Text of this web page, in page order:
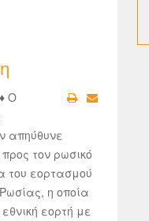
Ο
απηύθυνε
τον ρωσικό
του εορτασμού
η οποία
εορτή με